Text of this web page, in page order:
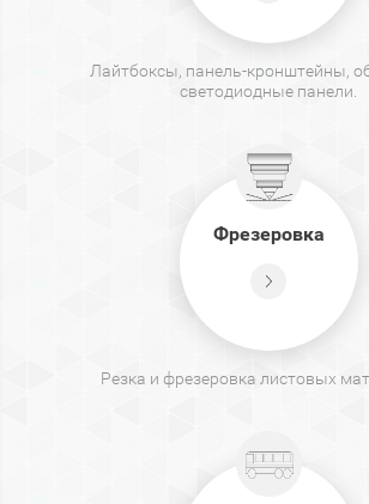
Лайтбоксы, панель-кронштейны,
светодиодные панели.
Фрезеровка
Резка и фрезеровка листовых